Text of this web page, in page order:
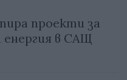
проекти за
енергия в САЩ